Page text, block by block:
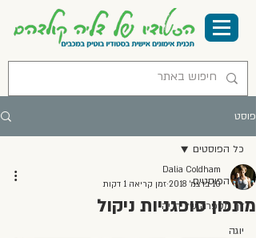
פוסט
כל הפוסטים
דף מספרה של דליה
יוגה
כל הפוסטים
מתכון סופגניות ניקול
Dalia Coldham
10 בדצמ׳ 2018
זמן קריאה 1 דקות